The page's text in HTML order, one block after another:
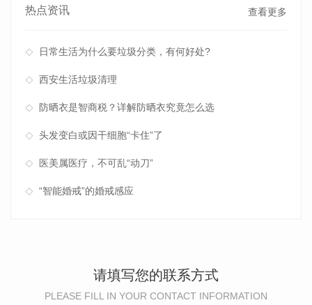
热点资讯 查看更多
日常生活为什么要垃圾分类，有何好处?
西安生活垃圾清理
防晒衣是智商税？详解防晒衣究竟怎么选
头发变白或因干细胞“卡住”了
医美属医疗，不可乱“动刀”
“智能婚戒”的婚戒感应
请填写您的联系方式
PLEASE FILL IN YOUR CONTACT INFORMATION